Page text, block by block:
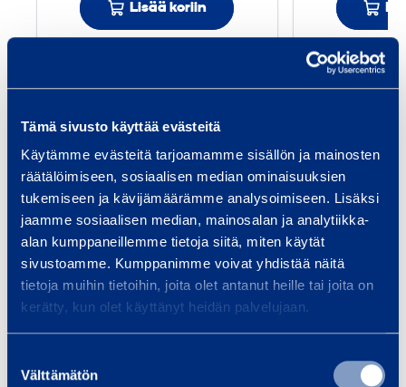
Tämä sivusto käyttää evästeitä
Käytämme evästeitä tarjoamamme sisällön ja mainosten
räätälöimiseen, sosiaalisen median ominaisuuksien
tukemiseen ja kävijämäärämme analysoimiseen. Lisäksi
jaamme sosiaalisen median, mainosalan ja analytiikka-
alan kumppaneillemme tietoja siitä, miten käytät
sivustoamme. Kumppanimme voivat yhdistää näitä
tietoja muihin tietoihin, joita olet antanut heille tai joita on
kerätty, kun olet käyttänyt heidän palvelujaan.
valinta
Välttämätön
a
t
o
o
h
t
o
1
m
Lisää koriin
Kiinteistöhuolto
Kiinteistöhuollon
kalustovuokraus nopeasti ja
joustavasti. Henkilönostimet,
voi…